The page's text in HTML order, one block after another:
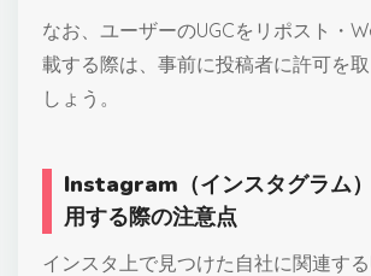
なお、ユーザーのUGCをリポスト・
載する際は、事前に投稿者に許可を
しょう。
Instagram（インスタグラム
用する際の注意点
インスタ上で見つけた自社に関連す